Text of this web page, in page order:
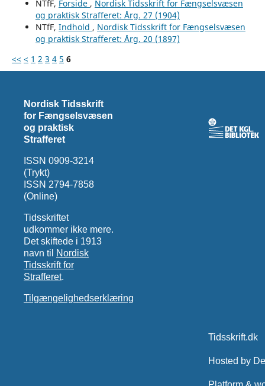
NTfF, Forside , Nordisk Tidsskrift for Fængselsvæsen
og praktisk Strafferet: Årg. 27 (1904)
NTfF, Indhold , Nordisk Tidsskrift for Fængselsvæsen
og praktisk Strafferet: Årg. 20 (1897)
<< < 1 2 3 4 5 6
Nordisk Tidsskrift
for Fængselsvæsen
og praktisk
Strafferet
ISSN 0909-3214
(Trykt)
ISSN 2794-7858
(Online)
Tidsskriftet
udkommer ikke mere.
Det skiftede i 1913
navn til
Nordisk
Tidsskrift for
Strafferet.
Tilgængelighedserklæring